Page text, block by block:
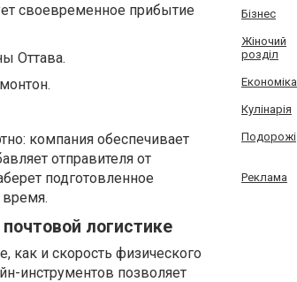
своевременное прибытие
Оттава.
компания обеспечивает
отправителя от
подготовленное
время.
логистике
как и скорость физического
инструментов позволяет
Бізнес
Жіночий
розділ
Економіка
Кулінарія
Подорожі
Реклама